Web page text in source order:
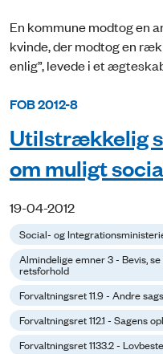
En kommune modtog en
kvinde, der modtog en
enlig”, levede i et
FOB 2012-8
Utilstrækkelig
om muligt
19-04-2012
Social- og
Almindelige emner 3 - Bevis,
retsforhold
Forvaltningsret 11.9 - Andre
Forvaltningsret 112.1 - Sagens
Forvaltningsret 1133.2 -